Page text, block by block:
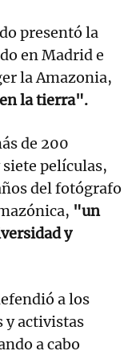
presentó la
en Madrid e
la Amazonia,
la tierra".
de 200
películas,
del fotógrafo
"un
y
a los
y activistas
a cabo